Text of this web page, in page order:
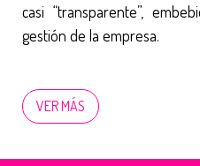
casi “transparente”,
gestión de la empresa.
VER MÁS